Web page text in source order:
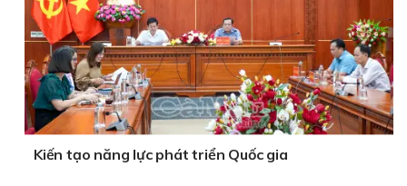
Kiến tạo năng lực phát triển Quốc gia